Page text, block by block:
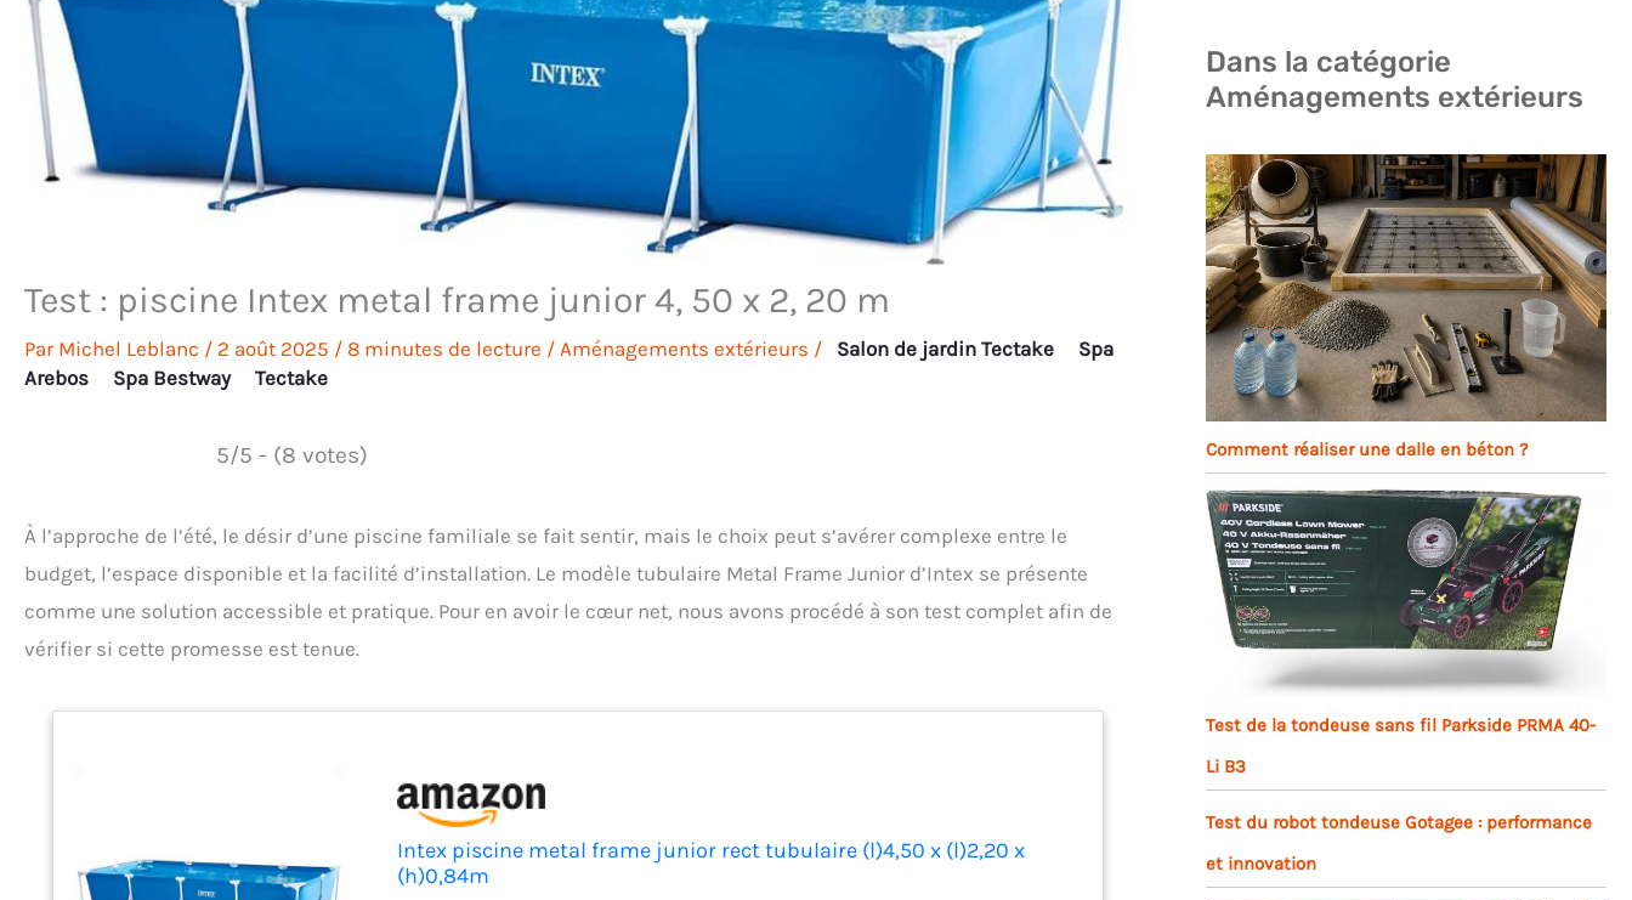
Test : piscine Intex metal frame junior 4, 50 x 2, 20 m
Par Michel Leblanc / 2 août 2025 / 8 minutes de lecture / Aménagements extérieurs / Salon de jardin Tectake
Spa
Arebos
Spa Bestway Tectake
5/5 - (8 votes)
À l’approche de l’été, le désir d’une piscine familiale se fait sentir, mais le choix peut s’avérer complexe entre le
budget, l’espace disponible et la facilité d’installation. Le modèle tubulaire Metal Frame Junior d’Intex se présente
comme une solution accessible et pratique. Pour en avoir le cœur net, nous avons procédé à son test complet afin de
vérifier si cette promesse est tenue.
Intex piscine metal frame junior rect tubulaire (l)4,50 x (l)2,20 x
(h)0,84m
Dans la catégorie
Aménagements extérieurs
Comment réaliser une dalle en béton ?
Test de la tondeuse sans fil Parkside PRMA 40-
Li B3
Test du robot tondeuse Gotagee : performance
et innovation